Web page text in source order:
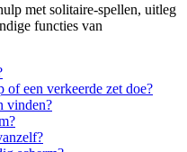
met solitaire-spellen, uitleg
functies van
een verkeerde zet doe?
vinden?